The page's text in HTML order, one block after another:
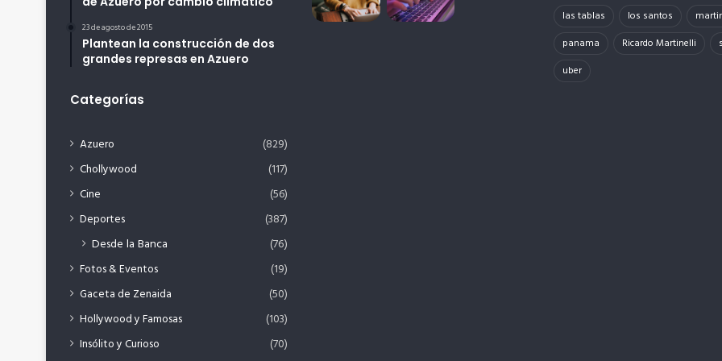
23 de agosto de 2015
Plantean la construcción de dos
grandes represas en Azuero
Categorías
Azuero
(829)
Chollywood
(117)
Cine
(56)
Deportes
(387)
Desde la Banca (76)
Fotos & Eventos
(19)
Gaceta de Zenaida
(50)
Hollywood y Famosas
(103)
Insólito y Curioso
(70)
las tablas
los santos
panama
Ricardo Martinelli
uber